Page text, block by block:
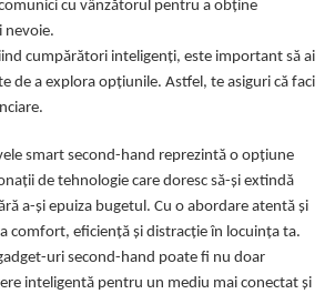
styling
ingrijire
cu vânzătorul pentru a obține
nevoie.
cumpărători inteligenți, este important să ai
de a explora opțiunile. Astfel, te asiguri că faci
smart second-hand reprezintă o opțiune
de tehnologie care doresc să-și extindă
a-și epuiza bugetul. Cu o abordare atentă și
comfort, eficiență și distracție în locuința ta.
uri second-hand poate fi nu doar
inteligentă pentru un mediu mai conectat și